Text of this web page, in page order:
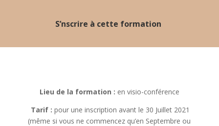
S’nscrire à cette formation
Lieu de la formation : en visio-conférence
Tarif : pour une inscription avant le 30 Juillet 2021
(même si vous ne commencez qu’en Septembre ou